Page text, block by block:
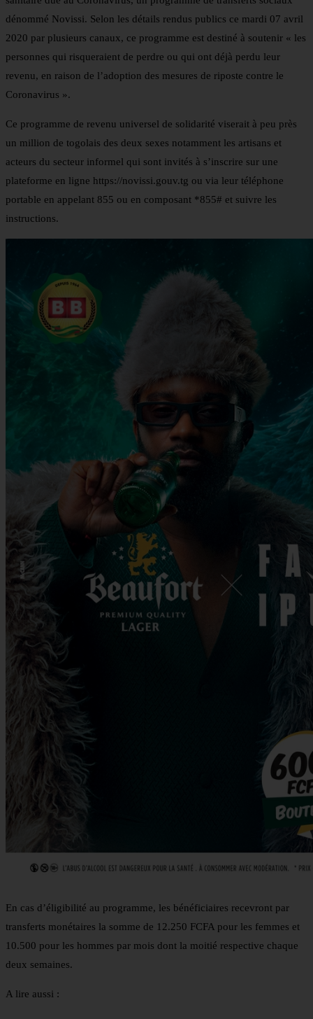
dénommé Novissi. Selon les détails rendus publics ce mardi 07 avril
2020 par plusieurs canaux, ce programme est destiné à soutenir « les
personnes qui risqueraient de perdre ou qui ont déjà perdu leur
revenu, en raison de l’adoption des mesures de riposte contre le
Coronavirus ».
Ce programme de revenu universel de solidarité viserait à peu près
un million de togolais des deux sexes notamment les artisans et
acteurs du secteur informel qui sont invités à s’inscrire sur une
plateforme en ligne https://novissi.gouv.tg ou via leur téléphone
portable en appelant 855 ou en composant *855# et suivre les
instructions.
En cas d’éligibilité au programme, les bénéficiaires recevront par
transferts monétaires la somme de 12.250 FCFA pour les femmes et
10.500 pour les hommes par mois dont la moitié respective chaque
deux semaines.
A lire aussi :